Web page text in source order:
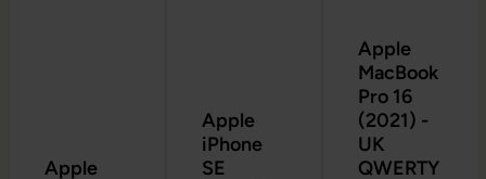
Apple
Apple
iPhone
SE
Apple
MacBook
Pro 16
(2021) -
UK
QWERTY